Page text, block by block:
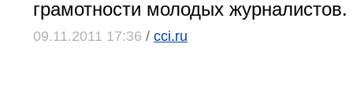
грамотности молодых журналистов.
09.11.2011 17:36 / cci.ru